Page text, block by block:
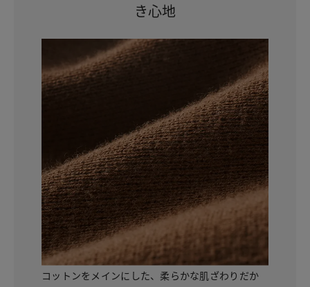
き心地
コットンをメインにした、柔らかな肌ざわりだか